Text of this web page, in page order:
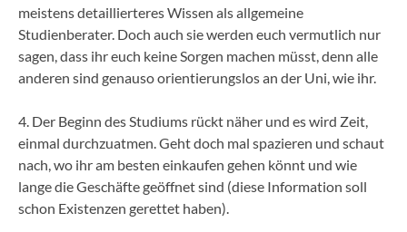
meistens detaillierteres Wissen als allgemeine
Studienberater. Doch auch sie werden euch vermutlich nur
sagen, dass ihr euch keine Sorgen machen müsst, denn alle
anderen sind genauso orientierungslos an der Uni, wie ihr.
4. Der Beginn des Studiums rückt näher und es wird Zeit,
einmal durchzuatmen. Geht doch mal spazieren und schaut
nach, wo ihr am besten einkaufen gehen könnt und wie
lange die Geschäfte geöffnet sind (diese Information soll
schon Existenzen gerettet haben).